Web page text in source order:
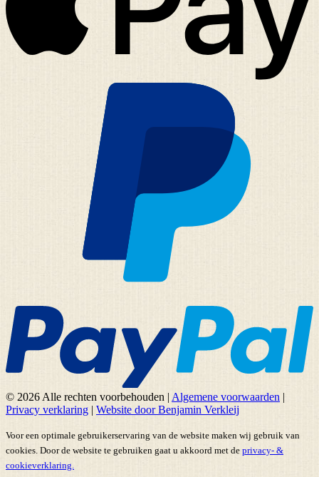
© 2026 Alle rechten voorbehouden | Algemene voorwaarden |
Privacy verklaring | Website door Benjamin Verkleij
Voor een optimale gebruikerservaring van de website maken wij gebruik van
cookies. Door de website te gebruiken gaat u akkoord met de privacy- &
cookieverklaring.